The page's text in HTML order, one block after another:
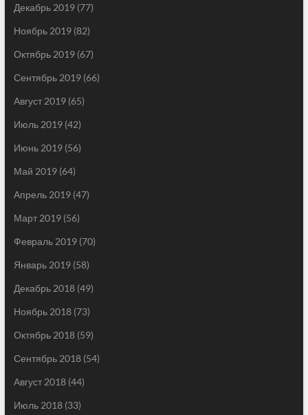
Декабрь 2019(77)
Ноябрь 2019(82)
Октябрь 2019(67)
Сентябрь 2019(66)
Август 2019(65)
Июль 2019(42)
Июнь 2019(56)
Май 2019(64)
Апрель 2019(47)
Март 2019(56)
Февраль 2019(70)
Январь 2019(58)
Декабрь 2018(49)
Ноябрь 2018(73)
Октябрь 2018(59)
Сентябрь 2018(54)
Август 2018(44)
Июль 2018(33)